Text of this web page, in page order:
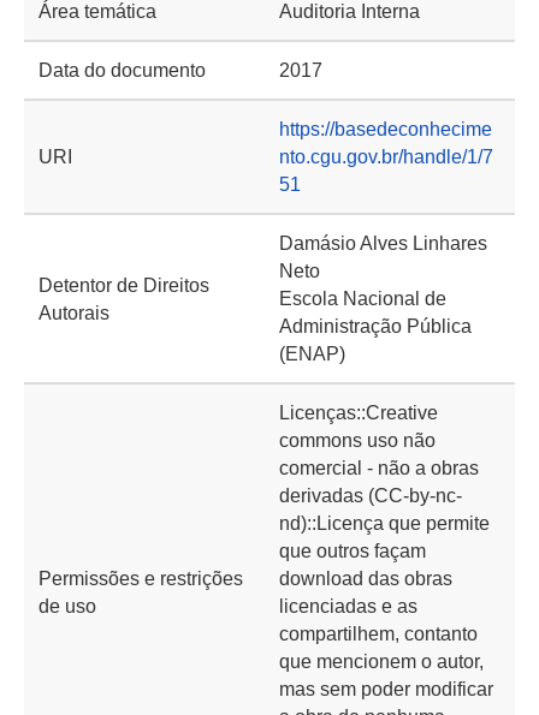
Área temática Auditoria Interna
Data do documento 2017
URI
https://basedeconhecime
nto.cgu.gov.br/handle/1/7
51
Detentor de Direitos
Autorais
Damásio Alves Linhares
Neto
Escola Nacional de
Administração Pública
(ENAP)
Permissões e restrições
de uso
Licenças::Creative
commons uso não
comercial - não a obras
derivadas (CC-by-nc-
nd)::Licença que permite
que outros façam
download das obras
licenciadas e as
compartilhem, contanto
que mencionem o autor,
mas sem poder modificar